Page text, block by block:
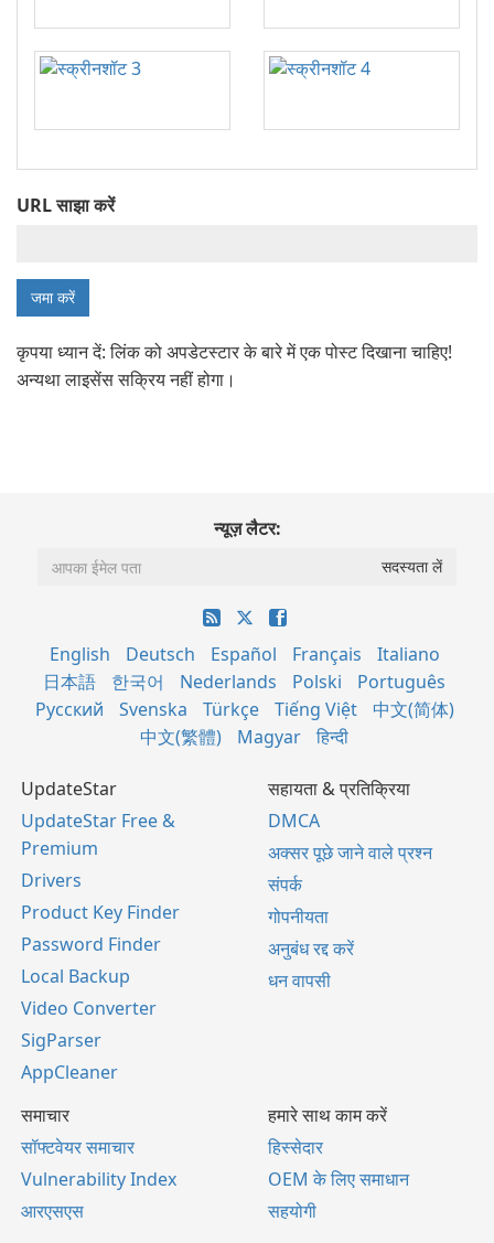
URL साझा करें
कृपया ध्यान दें: लिंक को अपडेटस्टार के बारे में एक पोस्ट दिखाना चाहिए!
अन्यथा लाइसेंस सक्रिय नहीं होगा।
न्यूज़ लैटर:
English Deutsch Español Français
Italiano
日本語
한국어 Nederlands Polski
Português
Русский
Svenska Türkçe Tiếng Việt
中文(简体)
中文(繁體)
Magyar हिन्दी
UpdateStar
UpdateStar Free &
Premium
Drivers
Product Key Finder
Password Finder
Local Backup
Video Converter
SigParser
AppCleaner
सहायता & प्रतिक्रिया
DMCA
अक्सर पूछे जाने वाले प्रश्न
संपर्क
गोपनीयता
अनुबंध रद्द करें
धन वापसी
समाचार
सॉफ्टवेयर समाचार
Vulnerability Index
आरएसएस
हमारे साथ काम करें
हिस्सेदार
OEM के लिए समाधान
सहयोगी